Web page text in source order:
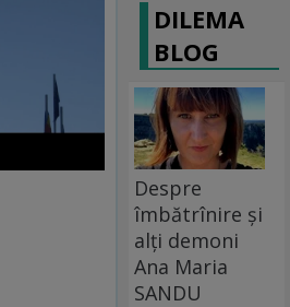
DILEMA
BLOG
Despre
îmbătrînire și
alți demoni
Ana Maria
SANDU